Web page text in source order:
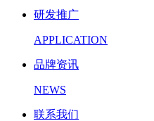
研发推广
APPLICATION
品牌资讯
NEWS
联系我们